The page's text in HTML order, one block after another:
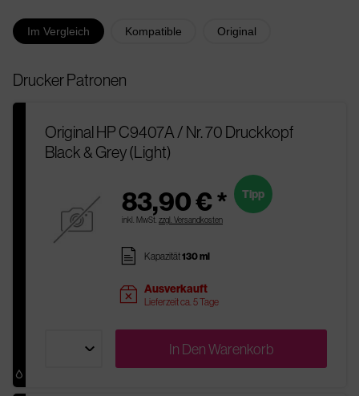
Im Vergleich Kompatible Original
Drucker Patronen
Original HP C9407A / Nr. 70 Druckkopf
Black & Grey (Light)
83,90 € *
inkl. MwSt. zzgl. Versandkosten
Tipp
pages Kapazität130 ml
sold Ausverkauft
Lieferzeit ca. 5 Tage
In DenWarenkorb